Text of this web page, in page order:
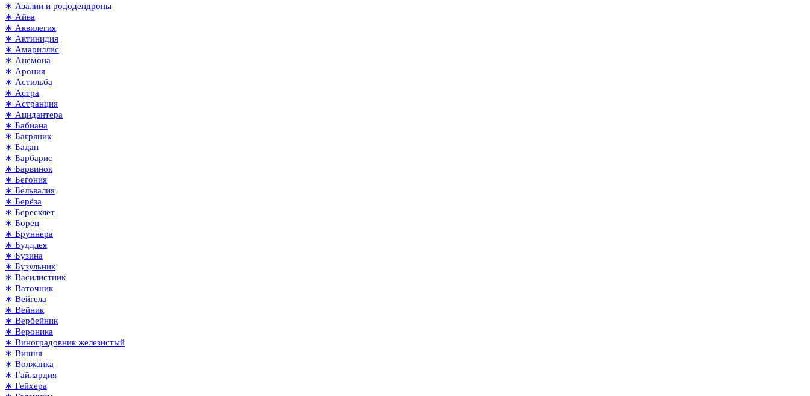
∗ Азалии и рододендроны
∗ Айва
∗ Аквилегия
∗ Актинидия
∗ Амариллис
∗ Анемона
∗ Арония
∗ Астильба
∗ Астра
∗ Астранция
∗ Ацидантера
∗ Бабиана
∗ Багряник
∗ Бадан
∗ Барбарис
∗ Барвинок
∗ Бегония
∗ Бельвалия
∗ Берёза
∗ Бересклет
∗ Борец
∗ Бруннера
∗ Буддлея
∗ Бузина
∗ Бузульник
∗ Василистник
∗ Ваточник
∗ Вейгела
∗ Вейник
∗ Вербейник
∗ Вероника
∗ Виноградовник железистый
∗ Вишня
∗ Волжанка
∗ Гайлардия
∗ Гейхера